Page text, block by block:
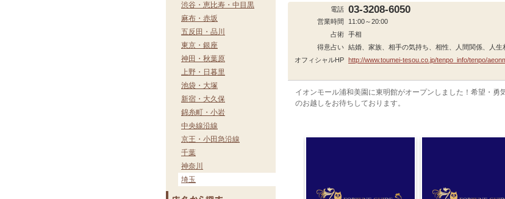
渋谷・恵比寿・中目黒
麻布・赤坂
五反田・品川
東京・銀座
神田・秋葉原
上野・日暮里
池袋・大塚
新宿・大久保
錦糸町・小岩
中央線沿線
京王・小田急沿線
千葉
神奈川
埼玉
電話 03-3208-6050
営業時間
11:00～20:00
占術 手相
得意占い 結婚、家族、相手の気持ち、相性、人間関係、人生
オフィシャルHP http://www.toumei-tesou.co.jp/tenpo_info/tenpo/
イオンモール浦和美園に東明館がオープンしました！希望・勇
のお越しをお待ちしております。